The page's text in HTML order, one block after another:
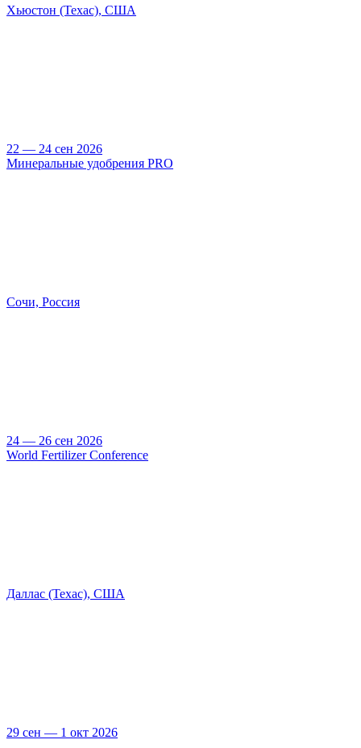
Хьюстон (Техас), США
22 — 24 сен 2026
Минеральные удобрения PRO
Сочи, Россия
24 — 26 сен 2026
World Fertilizer Conference
Даллас (Техас), США
29 сен — 1 окт 2026